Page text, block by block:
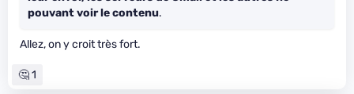
pouvant voir le contenu.
Allez, on y croit très fort.
🤔 1